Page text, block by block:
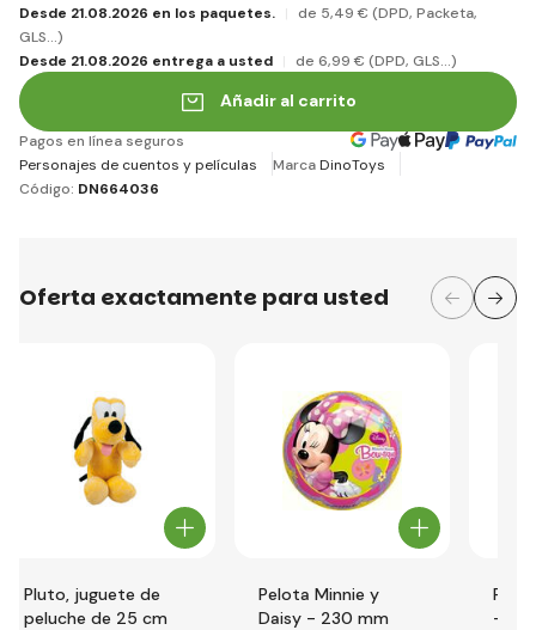
Desde 21.08.2026 en los paquetes. de 5,49 € (DPD, Packeta,
GLS...)
Desde 21.08.2026 entrega a usted
de 6,99 € (DPD, GLS...)
Añadir al carrito
Pagos en línea seguros
Personajes de cuentos y películas
MarcaDinoToys
Código: DN664036
Oferta exactamente para usted
Pluto, juguete de
peluche de 25 cm
Pelota Minnie y
Daisy - 230 mm
-